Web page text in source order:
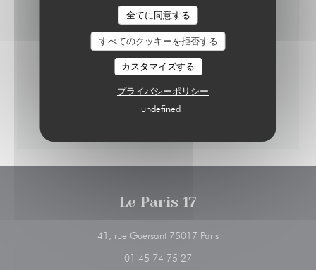
全てに同意する
すべてのクッキーを拒否する
カスタマイズする
プライバシーポリシー
undefined
Le Paris 17
41, rue Guersant 75017 Paris((新しいウィンドウで
01 45 74 75 27
LE PARIS 17